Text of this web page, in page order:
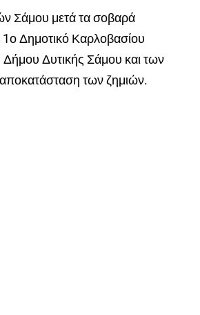
Σάμου μετά τα σοβαρά
Δημοτικό Καρλοβασίου
Δυτικής Σάμου και των
των ζημιών.